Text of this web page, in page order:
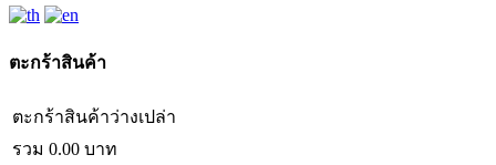
ตะกร้าสินค้า
ตะกร้าสินค้าว่างเปล่า
รวม 0.00 บาท